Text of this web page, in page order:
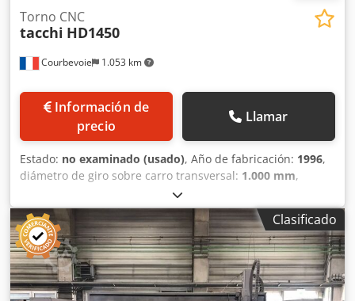
Courbevoie 1.053 km
Torno CNC
tacchi HD1450
Información de
precio
Llamar
Estado: no examinado (usado), Año de fabricación: 1996,
diámetro de giro sobre carro transversal: 1.000 mm,
, diámetro de giro:
agujero del husillo:150 mm, velocidad de giro (máx.):560
rpm, peso total:20.000 kg, CNC NUM T Plus Capacidad
4000 x 1450 mm sobre bancada 1000 mm sobre carro
transversal Chjdpfx Ajyzhrkjcaja Plato de 4 garras 1200 mm
Luneta Torreta automática Juego de portaherramientas
Peso 20.000 kg
Clasificado